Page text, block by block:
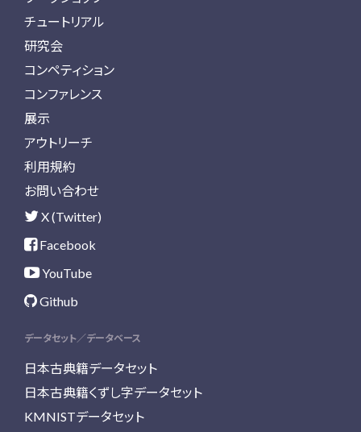
チュートリアル
研究会
コンペティション
コンファレンス
展示
アウトリーチ
利用規約
お問い合わせ
X (Twitter)
Facebook
YouTube
Github
データセット／データベース
日本古典籍データセット
日本古典籍くずし字データセット
KMNISTデータセット